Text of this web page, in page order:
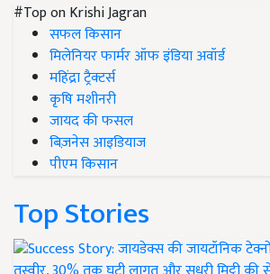
#Top on Krishi Jagran
सफल किसान
मिलेनियर फार्मर ऑफ इंडिया अवॉर्ड
महिंद्रा ट्रैक्टर्स
कृषि मशीनरी
जायद की फसल
बिज़नेस आइडियाज
पीएम किसान
Top Stories